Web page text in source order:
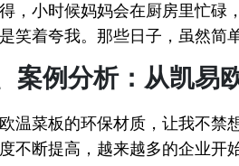
，小时候妈妈会在厨房里忙碌
笑着夸我。那些日子，虽然简
案例分析：从凯易
温菜板的环保材质，让我不禁
不断提高，越来越多的企业开